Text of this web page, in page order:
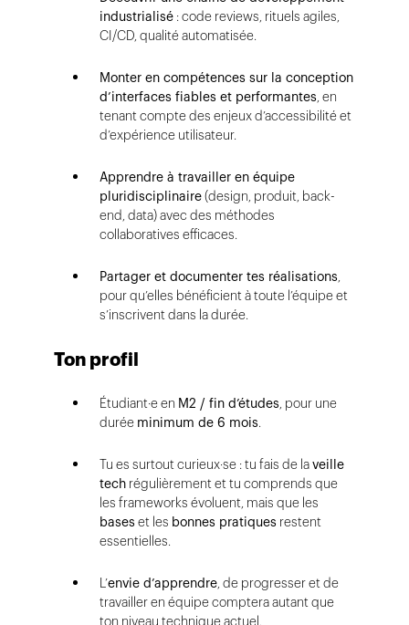
industrialisé : code reviews, rituels agiles,
CI/CD, qualité automatisée.
Monter en compétences sur la conception
d’interfaces fiables et performantes, en
tenant compte des enjeux d’accessibilité et
d’expérience utilisateur.
Apprendre à travailler en équipe
pluridisciplinaire(design, produit, back-
end, data) avec des méthodes
collaboratives efficaces.
Partager et documenter tes réalisations,
pour qu’elles bénéficient à toute l’équipe et
s’inscrivent dans la durée.
Ton profil
Étudiant·e en M2 / fin d’études, pour une
durée minimum de 6 mois.
Tu es surtout curieux·se : tu fais de laveille
tech régulièrement et tu comprends que
les frameworks évoluent, mais que les
bases et les bonnes pratiques restent
essentielles.
L’envie d’apprendre, de progresser et de
travailler en équipe comptera autant que
ton niveau technique actuel.